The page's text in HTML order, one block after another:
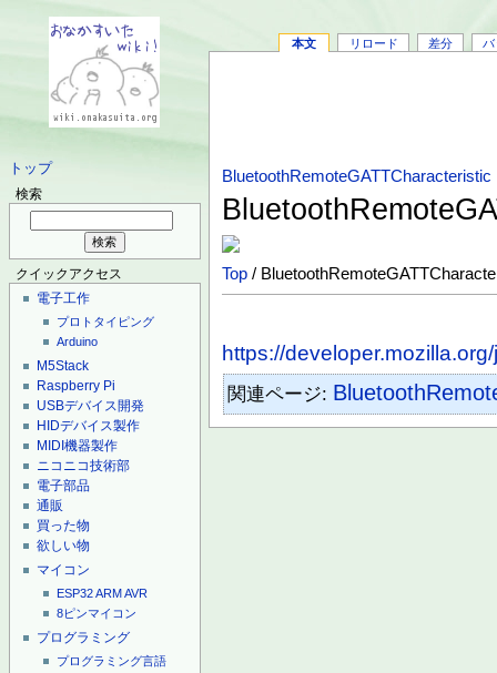
トップ
検索
クイックアクセス
電子工作
プロトタイピング
Arduino
M5Stack
Raspberry Pi
USBデバイス開発
HIDデバイス製作
MIDI機器製作
ニコニコ技術部
電子部品
通販
買った物
欲しい物
マイコン
ESP32ARMAVR
8ピンマイコン
プログラミング
プログラミング言語
本文 リロード 差分 バ
BluetoothRemoteGATTCharacteristic
Top /
https://
関連ページ: